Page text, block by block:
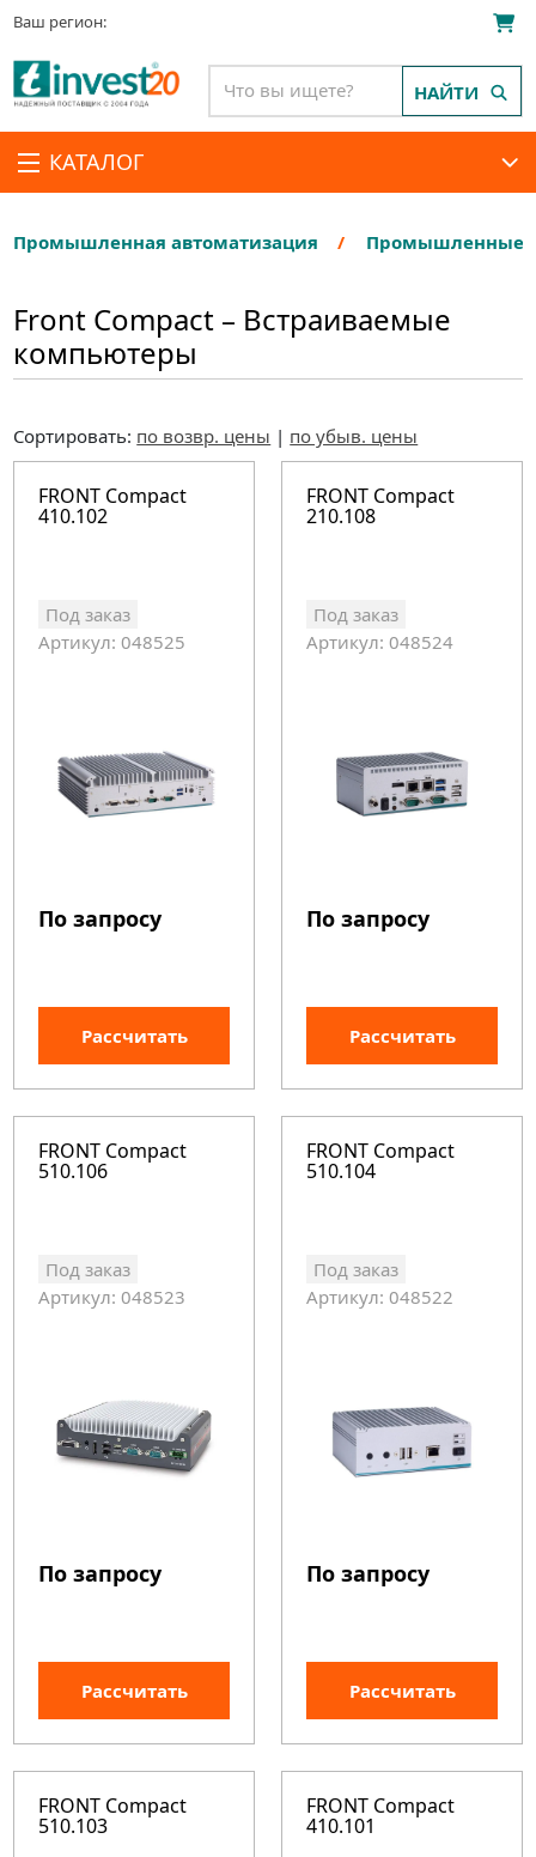
Ваш регион:
КАТАЛОГ
НАЙТИ
Промышленная автоматизация Промышленные
Front Compact – Встраиваемые
компьютеры
Сортировать: по возвр. цены | по убыв. цены
FRONT Compact
410.102
Под заказ
Артикул: 048525
По запросу
Рассчитать
FRONT Compact
210.108
Под заказ
Артикул: 048524
По запросу
Рассчитать
FRONT Compact
510.106
Под заказ
Артикул: 048523
По запросу
Рассчитать
FRONT Compact
510.104
Под заказ
Артикул: 048522
По запросу
Рассчитать
FRONT Compact
510.103
FRONT Compact
410.101